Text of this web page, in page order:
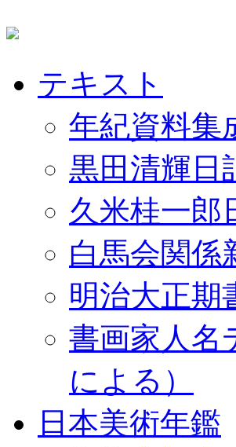
テキスト
年紀資料集
黒田清輝日
久米桂一郎
白馬会関係
明治大正期
書画家人名
による）
日本美術年鑑